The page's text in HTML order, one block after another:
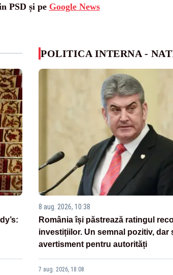
PSD și pe Google News
POLITICA INTERNA -
8 aug. 2026, 10:38
România își păstrează ratingul
investițiilor. Un semnal pozitiv, dar
avertisment pentru autorități
7 aug. 2026, 18:08